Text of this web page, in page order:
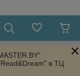
в ТЦ